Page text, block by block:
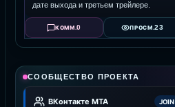
дате выхода и третьем трейлере.
КОММ.0 ПРОСМ.23
СООБЩЕСТВО ПРОЕКТА
ВКонтакте MTA JOIN